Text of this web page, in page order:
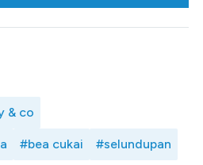
& co
#bea cukai #selundupan